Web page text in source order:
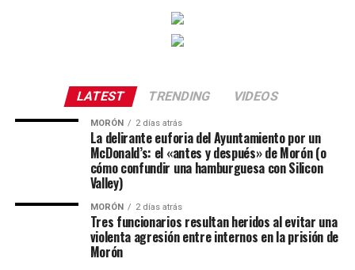
LATEST TRENDING VIDEOS
MORÓN 2 días atrás
La delirante euforia del Ayuntamiento por un
McDonald’s: el «antes y después» de Morón (o
cómo confundir una hamburguesa con Silicon
Valley)
MORÓN 2 días atrás
Tres funcionarios resultan heridos al evitar una
violenta agresión entre internos en la prisión de
Morón